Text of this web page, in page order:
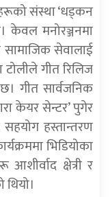
संस्था ‘धड्कन
केवल मनोरञ्जनमा
सामाजिक सेवालाई
टोलीले गीत रिलिज
गीत सार्वजनिक
केयर सेन्टर’ पुगेर
हस्तान्तरण
भिडियोका
क्षेत्री र